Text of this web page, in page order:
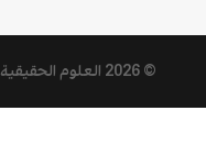
© 2026 العلوم الحقيقية